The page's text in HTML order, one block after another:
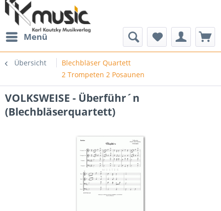
Menü
Übersicht
Blechbläser Quartett
2 Trompeten 2 Posaunen
VOLKSWEISE - Überführ´n
(Blechbläserquartett)